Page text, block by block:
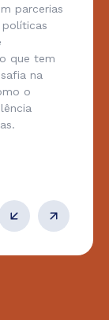
parcerias
que tem
na
o